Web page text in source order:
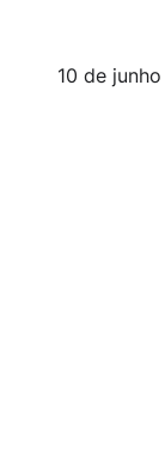
10 de